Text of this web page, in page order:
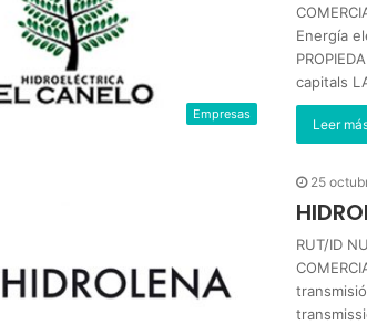
Empresas
Energía
capitals
Leer
25
RUT/ID